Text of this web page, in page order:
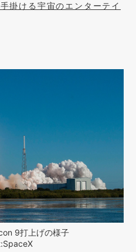
掛ける宇宙のエンターテイ
9打上げの様子